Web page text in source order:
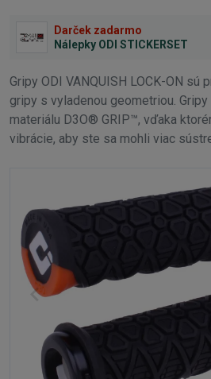
Darček zadarmo
Nálepky ODI STICKERSET
Gripy ODI VANQUISH LOCK-ON sú
gripy s vyladenou geometriou.
materiálu D3O® GRIP™, vďaka
vibrácie, aby ste sa mohli viac